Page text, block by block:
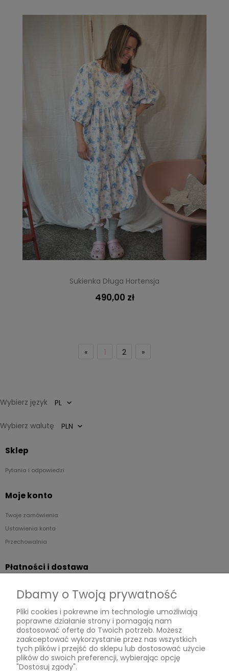
Sukienka Długa Hortensja
490,00 zł
« 1 2 »
Wybierz język
Wybierz walutę
Sklep
Pytania i odpowiedzi
Moje konto
Twoje zamówienia
Ustawienia konta
Przechowalnia
Płatności i dostawa
Czas i koszty dostawy
Informacje
Regulaminy
Polityka prywatności
Dbamy o Twoją prywatność
Pliki cookies i pokrewne im technologie umożliwiają
poprawne działanie strony i pomagają nam
dostosować ofertę do Twoich potrzeb. Możesz
zaakceptować wykorzystanie przez nas wszystkich
tych plików i przejść do sklepu lub dostosować użycie
plików do swoich preferencji, wybierając opcję
"Dostosuj zgody".